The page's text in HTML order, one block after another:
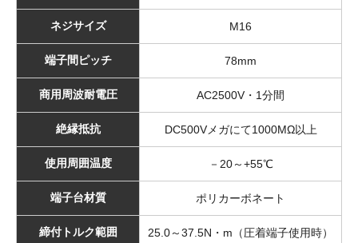
ネジサイズ M16
端子間ピッチ 78mm
商用周波耐電圧 AC2500V・1分間
絶縁抵抗 DC500Vメガにて1000MΩ以上
使用周囲温度 －20～+55℃
端子台材質 ポリカーボネート
締付トルク範囲 25.0～37.5N・m（圧着端子使用時）